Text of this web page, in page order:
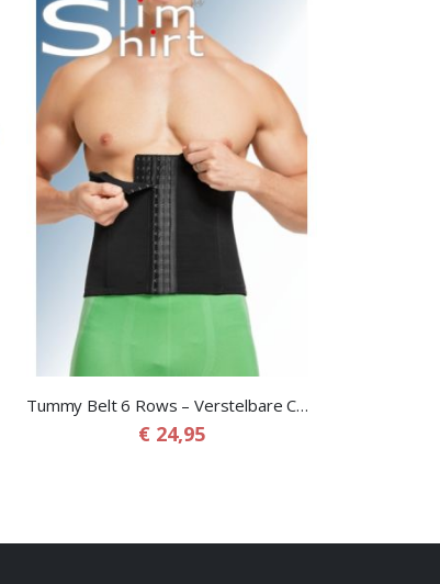
Tummy Belt 6 Rows – Verstelbare Corrigerende Buikband voor Mannen
€ 24,95